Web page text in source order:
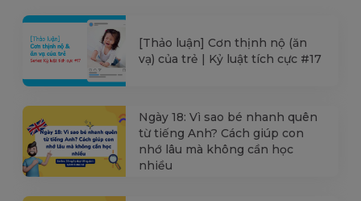
[Thảo luận] Cơn thịnh nộ (ăn
vạ) của trẻ | Kỷ luật tích cực #17
Ngày 18: Vì sao bé nhanh quên
từ tiếng Anh? Cách giúp con
nhớ lâu mà không cần học
nhiều